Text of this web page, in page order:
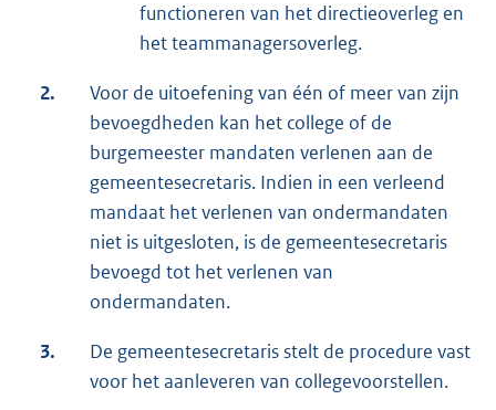
functioneren van het directieoverleg en
het teammanagersoverleg.
2.
Voor de uitoefening van één of meer van zijn
bevoegdheden kan het college of de
burgemeester mandaten verlenen aan de
gemeentesecretaris. Indien in een verleend
mandaat het verlenen van ondermandaten
niet is uitgesloten, is de gemeentesecretaris
bevoegd tot het verlenen van
ondermandaten.
3.
De gemeentesecretaris stelt de procedure vast
voor het aanleveren van collegevoorstellen.